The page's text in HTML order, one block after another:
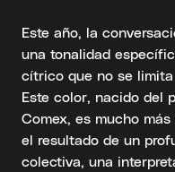
Este año, la
una tonalidad
cítrico que no se
Este color, nacido del
Comex, es mucho
el resultado de un
colectiva, una